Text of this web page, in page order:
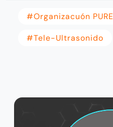
#organizacuón PURE
#tele-Ultrasonido